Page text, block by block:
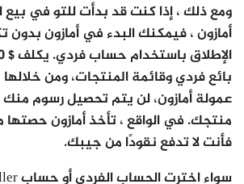
ومع ذلك ، إذا كنت قد بدأت للتو في
أمازون ، فيمكنك البدء في أمازون
بائع فردي وقائمة المنتجات، ومن
عمولة أمازون، لن يتم تحصيل رسوم منك
منتجك. في الواقع ، تأخذ أمازون حصتها
فأنت لا تدفع نقودًا من جيبك.